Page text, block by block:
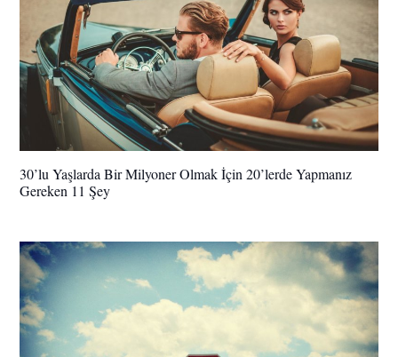
30’lu Yaşlarda Bir Milyoner Olmak İçin 20’lerde Yapmanız
Gereken 11 Şey